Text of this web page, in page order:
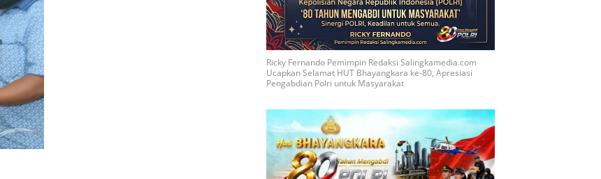
Ricky Fernando Pemimpin Redaksi Salingkamedia.com
Ucapkan Selamat HUT Bhayangkara ke-80, Apresiasi
Pengabdian Polri untuk Masyarakat